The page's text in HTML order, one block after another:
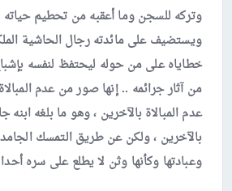
وتركه للسجن وما أعقبه من تحطيم حياته
ويستضيف على مائدته رجال الحاشية
خطاياه على من حوله ليحتفظ لنفسه
من آثار جرائمه .. إنها صور من عدم
عدم المبالاة بالآخرين ، وهو ما بلغه ابنه
بالآخرين ، ولكن عن طريق التمسك الجامد
وعبادتها وكأنها وثن لا يطلع على سره